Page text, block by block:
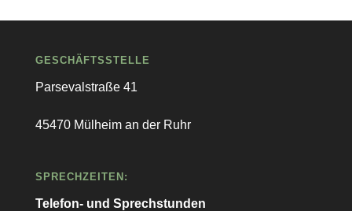
GESCHÄFTSSTELLE
Parsevalstraße 41
45470 Mülheim an der Ruhr
SPRECHZEITEN:
Telefon- und Sprechstunden